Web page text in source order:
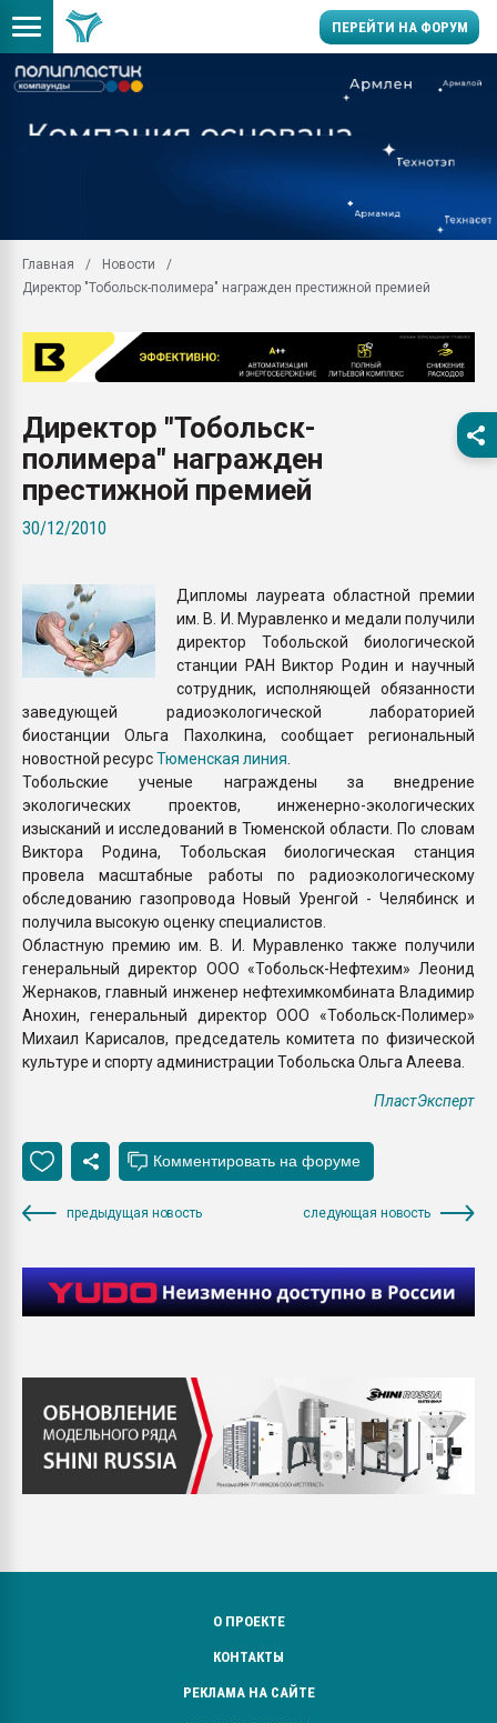
ПЕРЕЙТИ НА ФОРУМ
производство SPC
заводу пластмасс"
Подмосковье, Москва
28.07.2026
28.07.2026
ПЕРЕЙТИ НА
Главная
Новости
Директор "Тобольск-полимера" награжден престижной премией
Директор "Тобольск-
полимера" награжден
престижной премией
30/12/2010
Дипломы лауреата областной премии
им. В. И. Муравленко и медали получили
директор Тобольской биологической
станции РАН Виктор Родин и научный
сотрудник, исполняющей обязанности
заведующей радиоэкологической лабораторией
биостанции Ольга Пахолкина, сообщает региональный
новостной ресурсТюменская линия
Тобольские ученые награждены за внедрение
экологических проектов, инженерно-экологических
изысканий и исследований в Тюменской области. По словам
Виктора Родина, Тобольская биологическая станция
провела масштабные работы по радиоэкологическому
обследованию газопровода Новый Уренгой - Челябинск и
получила высокую оценку специалистов.
Областную премию им. В. И. Муравленко также получили
генеральный директор ООО «Тобольск-Нефтехим» Леонид
Жернаков, главный инженер нефтехимкомбината Владимир
Анохин, генеральный директор ООО «Тобольск-Полимер»
Михаил Карисалов, председатель комитета по физической
культуре и спорту администрации Тобольска Ольга Алеева.
ПластЭксперт
предыдущая новость следующая новость
О ПРОЕКТЕ
КОНТАКТЫ
РЕКЛАМА НА САЙТЕ